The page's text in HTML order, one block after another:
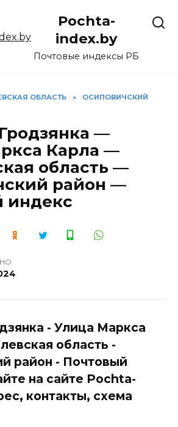
Pochta-
index.by
Почтовые индексы РБ
ОБЛАСТЬ »
ОСИПОВИЧСКИЙ
—
Карла —
область —
район —
индекс
- Улица Маркса
область -
район - Почтовый
на сайте Pochta-
контакты, схема